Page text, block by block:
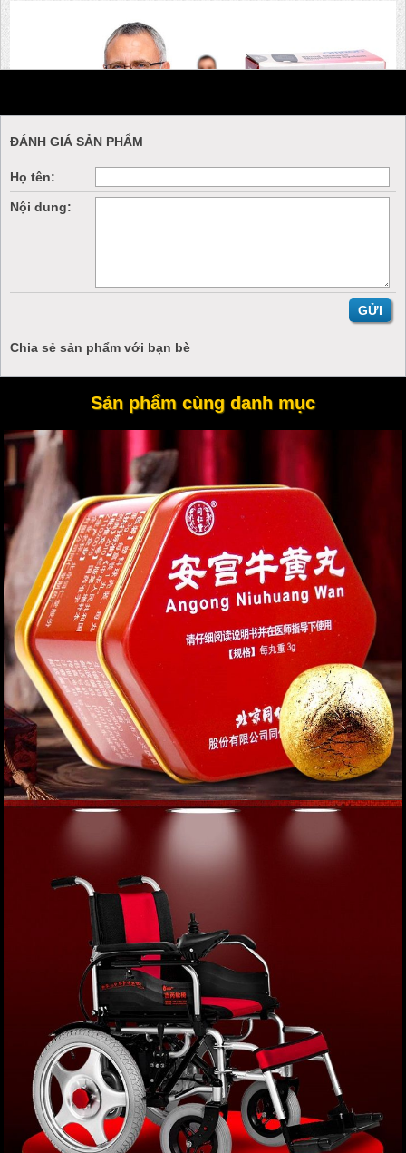
Phần que thử được mã hóa tự động, giúp loại bỏ các lỗi mã hóa
- Giúp người dùng đo lượng đường trong máu chỉ trong vòng 5s
cho kết quả chính xác và tiết kiệm thời gian.
- Máy chỉ cần một lượng máu nhỏ từ đầu ngòn tay hoặc lòng bàn
tay, không gây đau hay ảnh hưởng đến sức khỏe.
- Máy tự động lưu lại kết quả của lần đo trước để người dùng tiện
theo dõi.
- Máy có tín hiệu báo lỗi khi que thử quá hạn hay đã qua sử dụng
để đảm bảo cho kết quả chính xác.
- Khi que hết hạn khách hàng có thể mua que khác ở các địa
điểm bán máy.
Máy đo đường huyết HGM-112
hoàn toàn phù hợp khi dùng
trong gia đình, trường học, bệnh viện…cho mọi đối tượng sử dụng.
Chiếc máy thông minh này như sản phẩm bảo vệ sức khỏe, giúp
bạn và những người thân yêu kiểm soát được lượng đường trong
máu từ đó điều chỉnh cuộc sống khoa học hơn.
Thông số kỹ thuật:
Một số hình ảnh chi tiết của sản phẩm:
ĐÁNH GIÁ SẢN PHẨM
Họ tên:
Nội dung:
Chia sẻ sản phẩm với bạn bè
Sản phẩm cùng danh mục
An cung ngưu hoàng hoàn hộp thiếc màu đỏ loại
Giá: 0 VND